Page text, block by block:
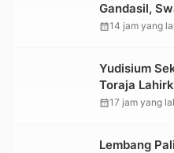
Gandasil,
Sepanjang
calendar_month14 jam yang
Yudisium
Toraja
calendar_month17 jam yang
Lembang